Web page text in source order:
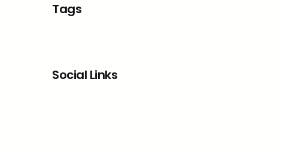
Tags
Social Links